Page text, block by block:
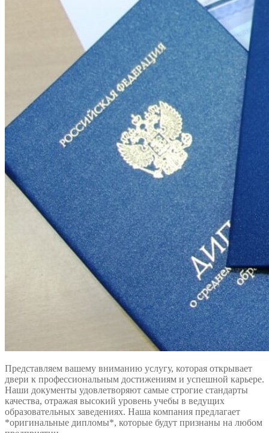
Представляем вашему вниманию услугу, которая открывает
двери к профессиональным достижениям и успешной карьере.
Наши документы удовлетворяют самые строгие стандарты
качества, отражая высокий уровень учебы в ведущих
образовательных заведениях. Наша компания предлагает
*оригинальные дипломы*, которые будут признаны на любом